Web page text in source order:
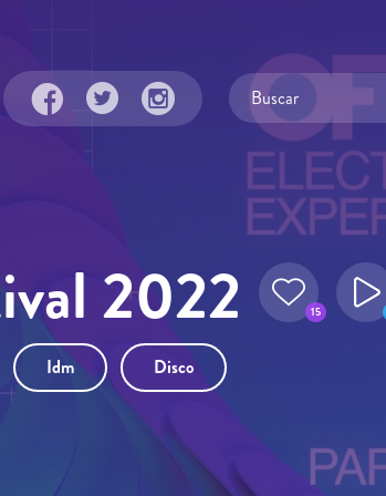
2022 15
Idm Disco